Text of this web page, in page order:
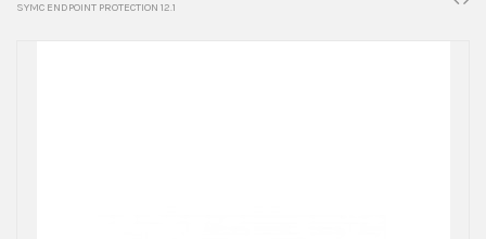
SYMC ENDPOINT PROTECTION 12.1